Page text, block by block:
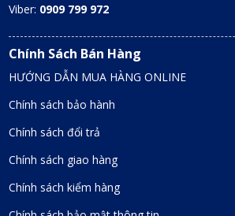
Viber: 0909 799 972
Chính Sách Bán Hàng
HƯỚNG DẪN MUA HÀNG ONLINE
Chính sách bảo hành
Chính sách đổi trả
Chính sách giao hàng
Chính sách kiểm hàng